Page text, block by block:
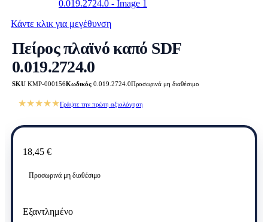
Κάντε κλικ για μεγέθυνση
Πείρος πλαϊνό καπό SDF
0.019.2724.0
SKU KMP-000156Κωδικός 0.019.2724.0Προσωρινά μη διαθέσιμο
★★★★★Γράψτε την πρώτη αξιολόγηση
18,45 €
Προσωρινά μη διαθέσιμο
Εξαντλημένο